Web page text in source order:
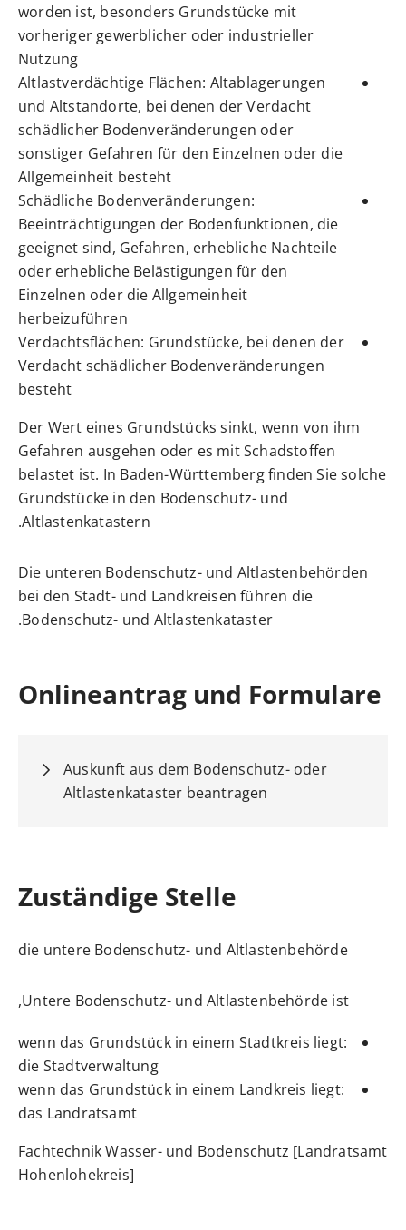
worden ist, besonders Grundstücke mit
vorheriger gewerblicher oder industrieller
Nutzung
Altlastverdächtige Flächen: Altablagerungen
und Altstandorte, bei denen der Verdacht
schädlicher Bodenveränderungen oder
sonstiger Gefahren für den Einzelnen oder die
Allgemeinheit besteht
Schädliche Bodenveränderungen:
Beeinträchtigungen der Bodenfunktionen, die
geeignet sind, Gefahren, erhebliche Nachteile
oder erhebliche Belästigungen für den
Einzelnen oder die Allgemeinheit
herbeizuführen
Verdachtsflächen: Grundstücke, bei denen der
Verdacht schädlicher Bodenveränderungen
besteht
Der Wert eines Grundstücks sinkt, wenn von ihm
Gefahren ausgehen oder es mit Schadstoffen
belastet ist. In Baden-Württemberg finden Sie solche
Grundstücke in den Bodenschutz- und
Altlastenkatastern.
Die unteren Bodenschutz- und Altlastenbehörden
bei den Stadt- und Landkreisen führen die
Bodenschutz- und Altlastenkataster.
Onlineantrag und Formulare
Auskunft aus dem Bodenschutz- oder
Altlastenkataster beantragen
Zuständige Stelle
die untere Bodenschutz- und Altlastenbehörde
Untere Bodenschutz- und Altlastenbehörde ist,
wenn das Grundstück in einem Stadtkreis liegt:
die Stadtverwaltung
wenn das Grundstück in einem Landkreis liegt:
das Landratsamt
Fachtechnik Wasser- und Bodenschutz [Landratsamt
Hohenlohekreis]